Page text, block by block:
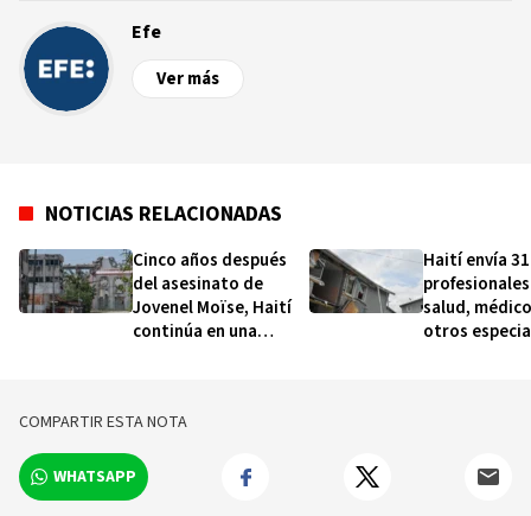
Efe
Ver más
NOTICIAS RELACIONADAS
Cinco años después
del asesinato de
Jovenel Moïse, Haití
continúa en una
Haití envía 31
salud,
otros
COMPARTIR ESTA NOTA
WHATSAPP